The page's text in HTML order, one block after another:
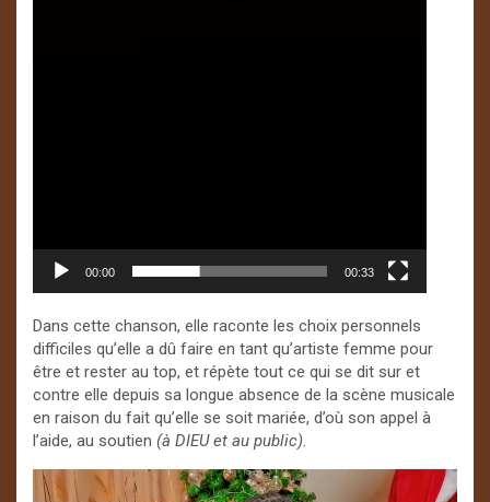
00:00 00:33
Dans cette chanson, elle raconte les choix personnels
difficiles qu’elle a dû faire en tant qu’artiste femme pour
être et rester au top, et répète tout ce qui se dit sur et
contre elle depuis sa longue absence de la scène musicale
en raison du fait qu’elle se soit mariée, d’où son appel à
l’aide, au soutien (à DIEU et au public).